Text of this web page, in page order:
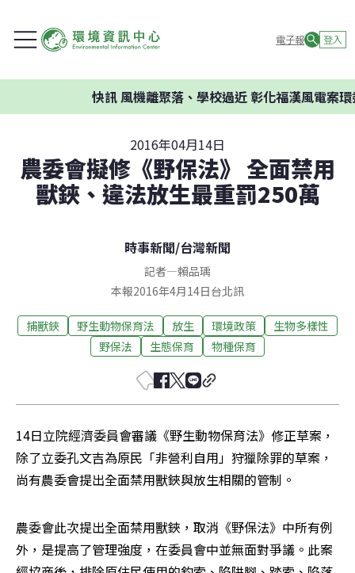
電子報 登入
快訊風機離聚落、學校過近 彰化福漢風電案環委
2016年04月14日
農委會擬修《野保法》 全面禁用
獸鋏、違法放生最重罰250萬
時事新聞/台灣新聞
記者—賴品瑀
本報2016年4月14日台北訊
捕獸鋏 野生動物保育法 放生 環境政策
生物多樣性
野保法
生態保育 物種保育
14日立院經濟委員會審議《野生動物保育法》修正草案，
除了立委孔文吉為原民「非營利自用」狩獵除罪的草案，
尚有農委會提出全面禁用獸鋏與放生相關的管制。
農委會此次提出全面禁用獸鋏，取消《野保法》中所有例
外，是提高了管理強度，在委員會中並無面對爭議。此案